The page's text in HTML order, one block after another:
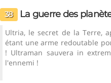
38 La guerre des
Ultria, le secret de la Terre,
étant une arme redoutable
! Ultraman sauvera in
l'ennemi !